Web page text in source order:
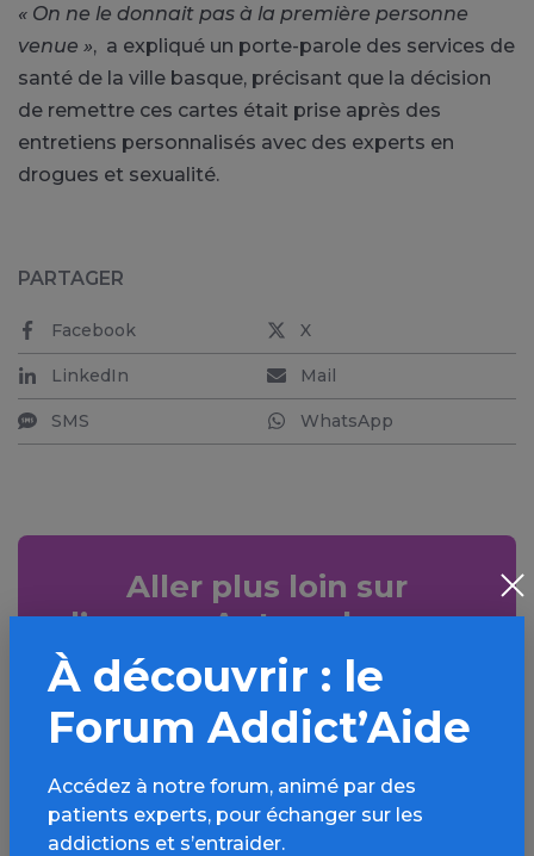
« On ne le donnait pas à la première personne
venue », a expliqué un porte-parole des services de
santé de la ville basque, précisant que la décision
de remettre ces cartes était prise après des
entretiens personnalisés avec des experts en
drogues et sexualité.
PARTAGER
Facebook X
LinkedIn Mail
SMS WhatsApp
Aller plus loin sur
l’espace Autres drogues
Informations, parcours d’évaluations,
bonnes pratiques, FAQ, annuaires,
ressources, actualités...
Découvrir
À découvrir : le
Forum Addict’Aide
Accédez à notre forum, animé par des
patients experts, pour échanger sur les
addictions et s’entraider.